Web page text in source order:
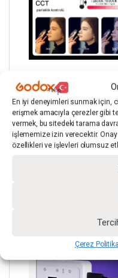
En iyi deneyimleri sunmak için,
erişmek amacıyla çerezler gibi
vermek, bu sitedeki tarama
işlememize izin verecektir.
özellikleri ve işlevleri olumsuz
Çerez